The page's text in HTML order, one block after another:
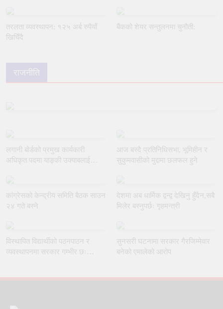
तरलता व्यवस्थापन: १२५ अर्ब रुपैयाँ
खिचिँदै
बैंकको शेयर सन्तुलनमा चुनौती:
राजनीति
लगानी बोर्डको प्रमुख कार्यकारी
अधिकृत पदमा याङ्की उक्याबलाई
आज बस्दै प्रतिनिधिसभा, भूमिहीन र
सुकुमवासीको मुद्दामा छलफल हुने
कांग्रेसको केन्द्रीय समिति बैठक साउन
२४ गते बस्ने
देशमा अब धार्मिक द्वन्द्व देखिनु हुँदैन,सबै
मिलेर बस्नुपर्छः गृहमन्त्री
विस्थापित विद्यार्थीको पठनपाठन र
व्यवस्थापनमा सरकार गम्भीर छः
सुनसरी घटनामा सरकार गैरजिम्मेवार
बनेको एमालेको आरोप